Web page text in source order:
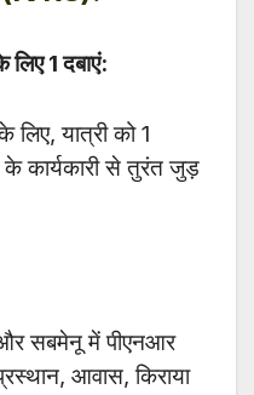
लिए 1 दबाएं:
लिए, यात्री को 1
कार्यकारी से तुरंत जुड़
सबमेनू में पीएनआर
आवास, किराया